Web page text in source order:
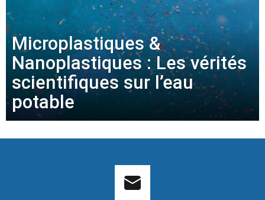
Microplastiques &
Nanoplastiques : Les vérités
scientifiques sur l’eau
potable